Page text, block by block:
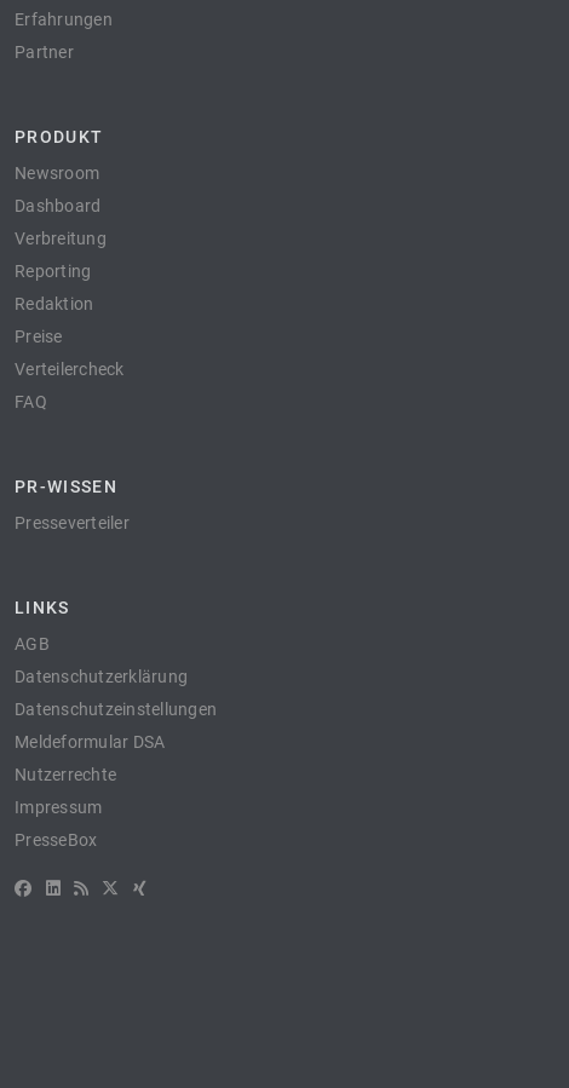
Erfahrungen
Partner
PRODUKT
Newsroom
Dashboard
Verbreitung
Reporting
Redaktion
Preise
Verteilercheck
FAQ
PR-WISSEN
Presseverteiler
LINKS
AGB
Datenschutzerklärung
Datenschutzeinstellungen
Meldeformular DSA
Nutzerrechte
Impressum
PresseBox